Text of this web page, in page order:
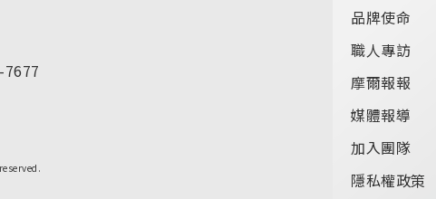
品牌使命
職人專訪
摩爾報報
媒體報導
加入團隊
隱私權政策